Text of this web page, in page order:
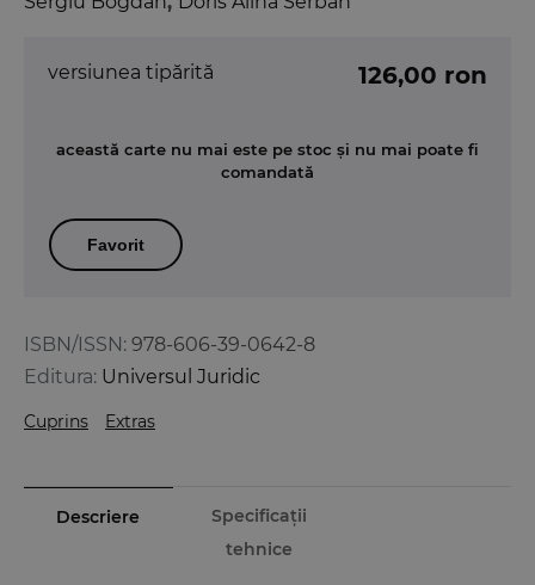
ISBN/ISSN: 978-606-39-0642-8
Editura: Universul Juridic
Cuprins Extras
versiunea tipărită 126,00 ron
această carte nu mai este pe stoc și nu mai poate fi
comandată
Favorit
Descriere
Specificații
tehnice